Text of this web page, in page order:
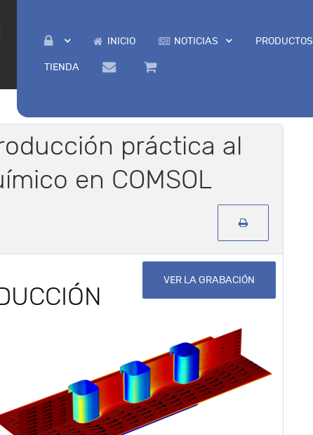
INICIO NOTICIAS PRODUCTOS
TIENDA
práctica al
en COMSOL
VER LA GRABACIÓN